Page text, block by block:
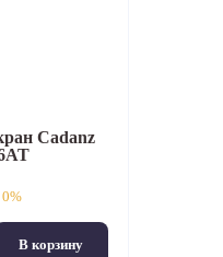
Cadanz
0%
В корзину